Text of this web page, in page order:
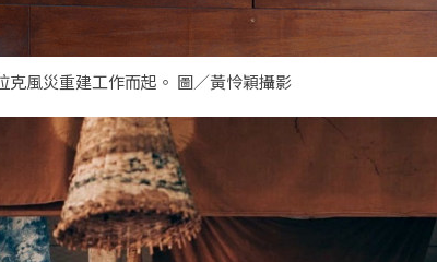
風災重建工作而起。 圖／黃怜穎攝影